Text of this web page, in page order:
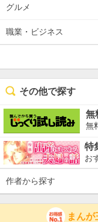
グルメ
職業・ビジネス
その他で探す
無
無
特
お
作者から探す
まん